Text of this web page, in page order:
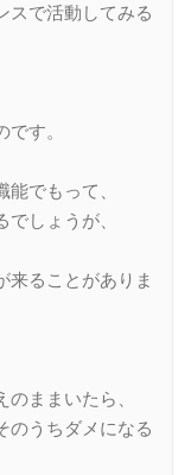
スで活動してみる
す。
でもって、
しょうが、
来ることがありま
ままいたら、
のうちダメになる